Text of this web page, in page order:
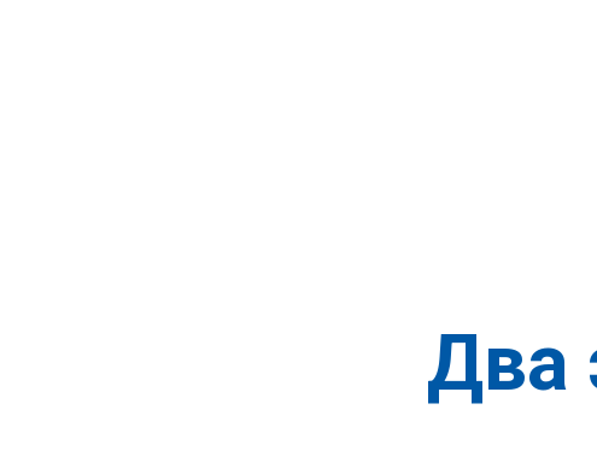
Два